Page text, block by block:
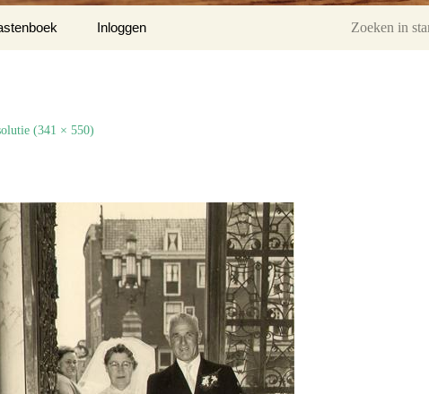
Inloggen
(341 × 550)